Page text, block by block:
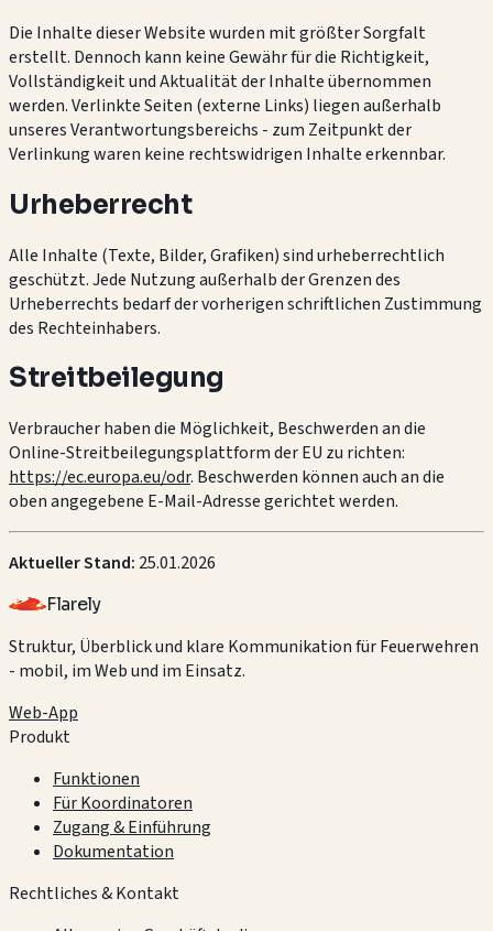
Die Inhalte dieser Website wurden mit größter Sorgfalt
erstellt. Dennoch kann keine Gewähr für die Richtigkeit,
Vollständigkeit und Aktualität der Inhalte übernommen
werden. Verlinkte Seiten (externe Links) liegen außerhalb
unseres Verantwortungsbereichs - zum Zeitpunkt der
Verlinkung waren keine rechtswidrigen Inhalte erkennbar.
Urheberrecht
Alle Inhalte (Texte, Bilder, Grafiken) sind urheberrechtlich
geschützt. Jede Nutzung außerhalb der Grenzen des
Urheberrechts bedarf der vorherigen schriftlichen Zustimmung
des Rechteinhabers.
Streitbeilegung
Verbraucher haben die Möglichkeit, Beschwerden an die
Online-Streitbeilegungsplattform der EU zu richten:
https://ec.europa.eu/odr. Beschwerden können auch an die
oben angegebene E-Mail-Adresse gerichtet werden.
Aktueller Stand: 25.01.2026
Flarely
Struktur, Überblick und klare Kommunikation für Feuerwehren
- mobil, im Web und im Einsatz.
Web-App
Produkt
Funktionen
Für Koordinatoren
Zugang & Einführung
Dokumentation
Rechtliches & Kontakt